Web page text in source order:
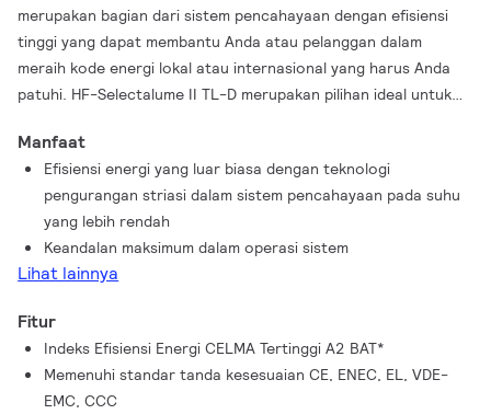
merupakan bagian dari sistem pencahayaan dengan efisiensi
tinggi yang dapat membantu Anda atau pelanggan dalam
meraih kode energi lokal atau internasional yang harus Anda
patuhi. HF-Selectalume II TL-D merupakan pilihan ideal untuk
komersial, termasuk pemasangan permukaan umum atau
pencahayaan kantor, tempat parkir, gudang, aplikasi kedap air,
dan aplikasi lainnya.
Manfaat
Efisiensi energi yang luar biasa dengan teknologi
pengurangan striasi dalam sistem pencahayaan pada suhu
yang lebih rendah
Keandalan maksimum dalam operasi sistem
Lihat lainnya
Fitur
Indeks Efisiensi Energi CELMA Tertinggi A2 BAT*
Memenuhi standar tanda kesesuaian CE, ENEC, EL, VDE-
EMC, CCC